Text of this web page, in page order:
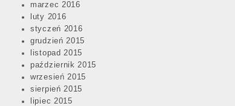
marzec 2016
luty 2016
styczeń 2016
grudzień 2015
listopad 2015
październik 2015
wrzesień 2015
sierpień 2015
lipiec 2015